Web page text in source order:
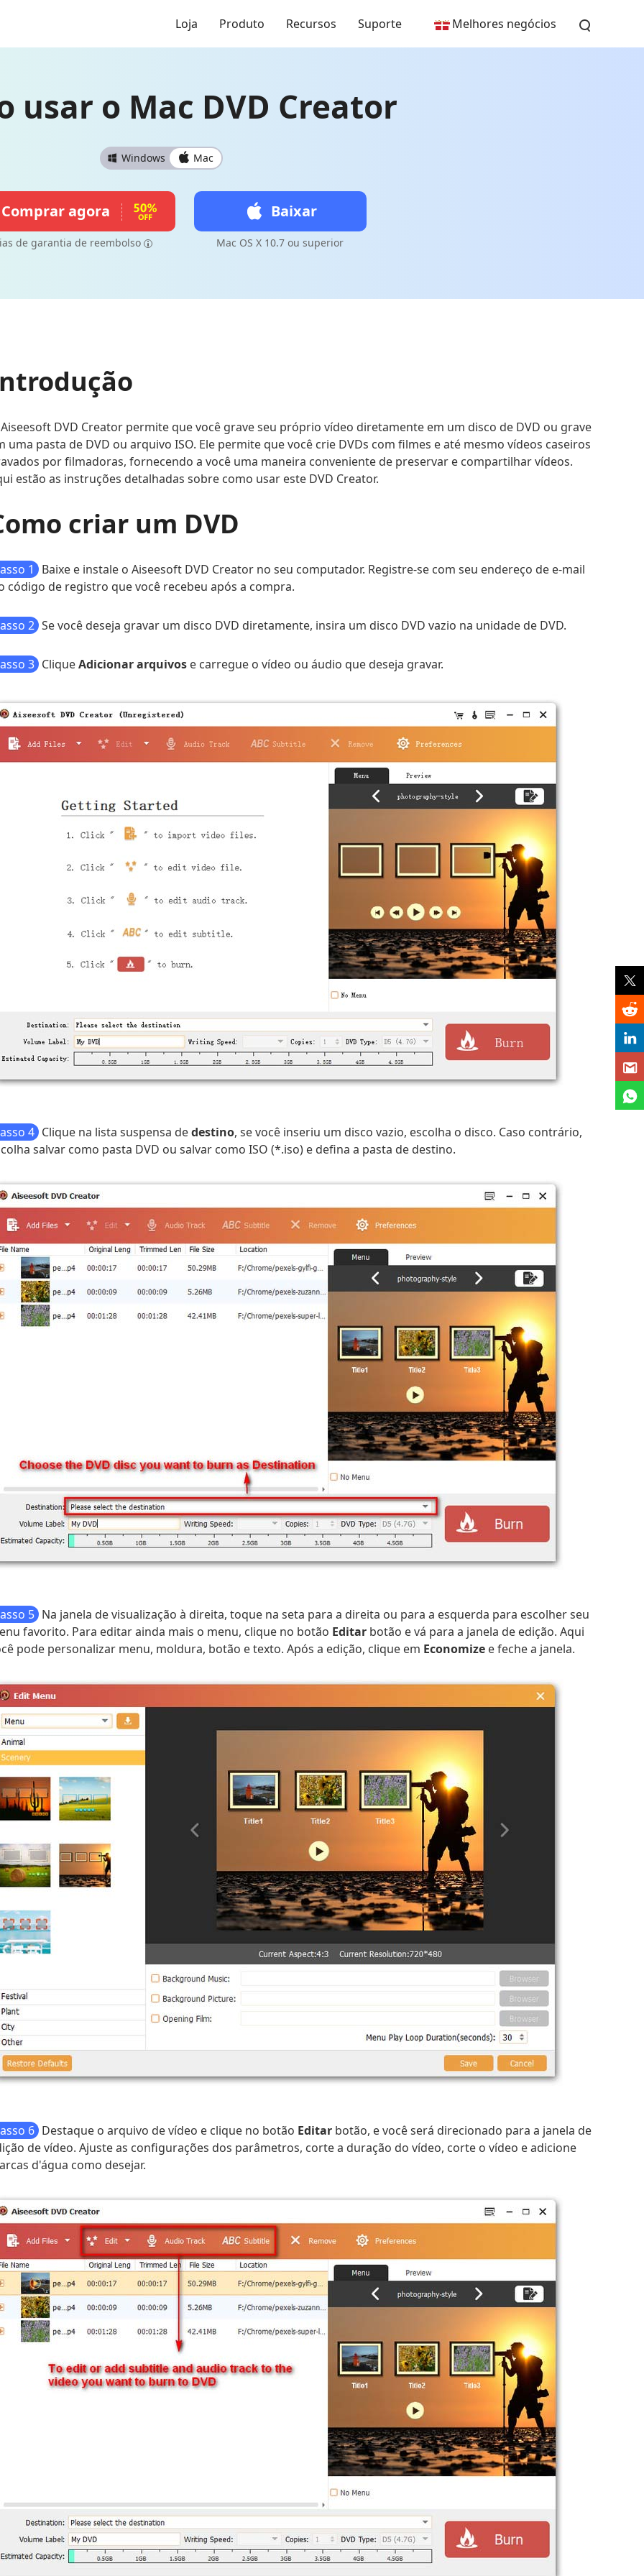
Loja Produto Recursos Suporte Melhores negócios
usar o Mac DVD Creator
Windows Mac
Comprar agora
de garantia de reembolso
Baixar
Mac OS X 10.7 ou superior
DVD Creator permite que você grave seu próprio vídeo diretamente em um disco de DVD ou grave
uma pasta de DVD ou arquivo ISO. Ele permite que você crie DVDs com filmes e até mesmo vídeos caseiros
por filmadoras, fornecendo a você uma maneira conveniente de preservar e compartilhar vídeos.
estão as instruções detalhadas sobre como usar este DVD Creator.
criar um DVD
1
Baixe e instale o Aiseesoft DVD Creator no seu computador. Registre-se com seu endereço de e-mail
código de registro que você recebeu após a compra.
2 Se você deseja gravar um disco DVD diretamente, insira um disco DVD vazio na unidade de DVD.
3 CliqueAdicionar arquivos e carregue o vídeo ou áudio que deseja gravar.
4 Clique na lista suspensa dedestino, se você inseriu um disco vazio, escolha o disco. Caso contrário,
salvar como pasta DVD ou salvar como ISO (*.iso) e defina a pasta de destino.
5 Na janela de visualização à direita, toque na seta para a direita ou para a esquerda para escolher seu
favorito. Para editar ainda mais o menu, clique no botão Editar botão e vá para a janela de edição. Aqui
pode personalizar menu, moldura, botão e texto. Após a edição, clique em Economize e feche a janela.
6 Destaque o arquivo de vídeo e clique no botão Editar botão, e você será direcionado para a janela de
de vídeo. Ajuste as configurações dos parâmetros, corte a duração do vídeo, corte o vídeo e adicione
d'água como desejar.